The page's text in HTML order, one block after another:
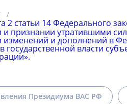
2 статьи 14 Федерального
признании утратившими
и дополнений в
государственной власти
Президиума ВАС РФ